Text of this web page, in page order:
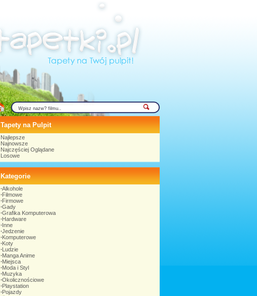
Tapety na Pulpit
Najlepsze
Najnowsze
Najczęściej Oglądane
Losowe
Kategorie
∙Alkohole
∙Filmowe
∙Firmowe
∙Gady
∙Grafika Komputerowa
∙Hardware
∙Inne
∙Jedzenie
∙Komputerowe
∙Koty
∙Ludzie
∙Manga Anime
∙Miejsca
∙Moda i Styl
∙Muzyka
∙Okolicznościowe
∙Playstation
∙Pojazdy